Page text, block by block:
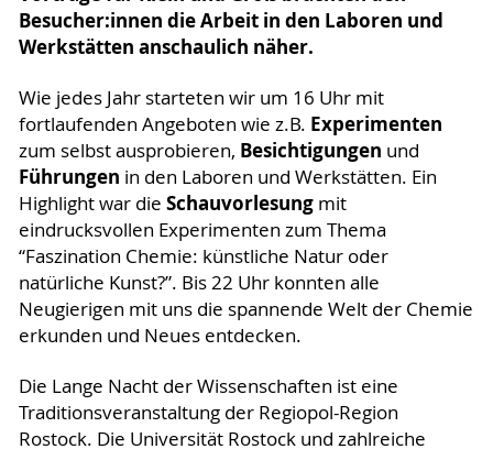
Besucher:innen die Arbeit in den Laboren und
Werkstätten anschaulich näher.
Wie jedes Jahr starteten wir um 16 Uhr mit
fortlaufenden Angeboten wie z.B. Experimenten
zum selbst ausprobieren, Besichtigungen und
Führungen in den Laboren und Werkstätten. Ein
Highlight war die Schauvorlesung mit
eindrucksvollen Experimenten zum Thema
“Faszination Chemie: künstliche Natur oder
natürliche Kunst?”. Bis 22 Uhr konnten alle
Neugierigen mit uns die spannende Welt der Chemie
erkunden und Neues entdecken.
Die Lange Nacht der Wissenschaften ist eine
Traditionsveranstaltung der Regiopol-Region
Rostock. Die Universität Rostock und zahlreiche